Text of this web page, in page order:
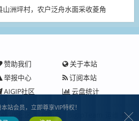
洲坪村，农户泛舟水面采收菱角
赞助我们
关于本站
举报中心
订阅本站
AIGIP社区 云盘统计
AIGIP社区 版权所有. 沪
站会员，立即尊享VIP特权！